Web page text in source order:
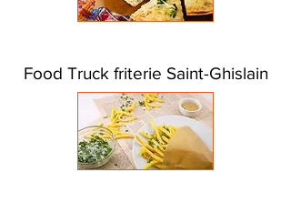
Food Truck friterie Saint-Ghislain